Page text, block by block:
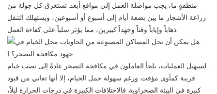
منطقةٍ ما، يجب مواصلة العمل إلى مواقع أبعد. تستغرق كل جولة من
زراعة الأشجار ما بين بضعة أيام إلى أسبوع أو أسبوعين، ويستهلك التنقل
ذهاباً وإياباً وقتاً وجهداً كبيرين، مما يؤثر سلباً على كفاءة العمل.
لتسهيل العمليات، يلجأ العاملون في مكافحة التصحر عادةً إلى نصب خيام
قريبة كمأوى مؤقت. ورغم سهولة حمل الخيام، إلا أنها تعاني من قيود
كبيرة في البيئة الصحراوية. فالاختلافات الكبيرة في درجات الحرارة ليلاً،